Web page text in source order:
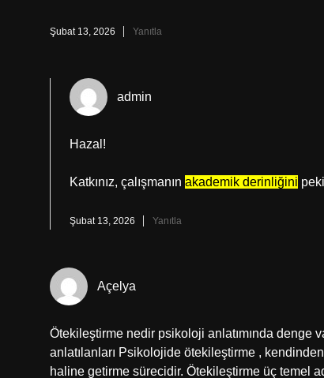
Şubat 13, 2026 Yanıtla
admin
Hazal!
Katkınız, çalışmanın akademik derinliğini
Şubat 13, 2026 Yanıtla
Açelya
Ötekileştirme nedir psikoloji anlatımında denge
anlatılanları Psikolojide ötekileştirme ,
haline getirme sürecidir. Ötekileştirme üç temel